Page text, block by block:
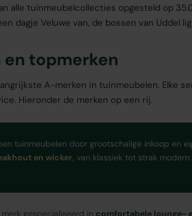
alle tuinmeubelcollecties opgesteld op
dagje Veluwe van, de bossen van Uddel
en topmerken
A-merken in tuinmeubelen. Elke
Hieronder de merken op een rij.
tuinmeubelen door grootschalige inkoop en
en wicker, van klassiek tot strak
gespecialiseerd in comfortabele lounge-